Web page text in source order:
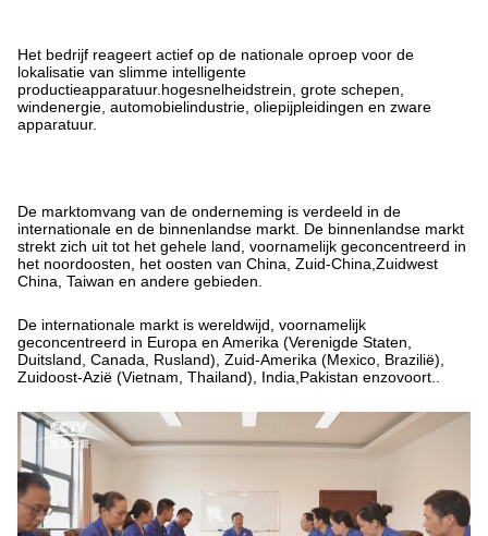
Het bedrijf reageert actief op de nationale oproep voor de
lokalisatie van slimme intelligente
productieapparatuur.hogesnelheidstrein, grote schepen,
windenergie, automobielindustrie, oliepijpleidingen en zware
apparatuur.
De marktomvang van de onderneming is verdeeld in de
internationale en de binnenlandse markt. De binnenlandse markt
strekt zich uit tot het gehele land, voornamelijk geconcentreerd in
het noordoosten, het oosten van China, Zuid-China,Zuidwest
China, Taiwan en andere gebieden.
De internationale markt is wereldwijd, voornamelijk
geconcentreerd in Europa en Amerika (Verenigde Staten,
Duitsland, Canada, Rusland), Zuid-Amerika (Mexico, Brazilië),
Zuidoost-Azië (Vietnam, Thailand), India,Pakistan enzovoort..